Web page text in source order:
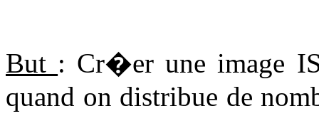
But : Cr�er une image
quand on distribue de